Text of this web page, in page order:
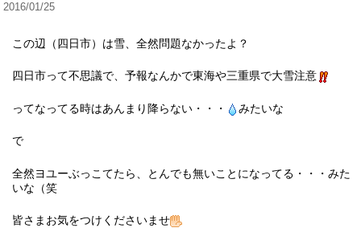
2016/01/25
この辺（四日市）は雪、全然問題なかったよ？
四日市って不思議で、予報なんかで東海や三重県で大雪注意
ってなってる時はあんまり降らない・・・ みたいな
で
全然ヨユーぶっこてたら、とんでも無いことになってる・・・みた
いな（笑
皆さまお気をつけくださいませ